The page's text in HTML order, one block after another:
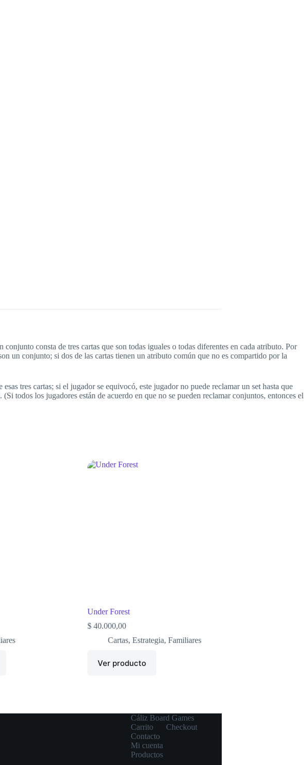
consta de tres cartas que son todas iguales o todas diferentes en cada atributo. Por
un conjunto; si dos de las cartas tienen un atributo común que no es compartido por la
tres cartas; si el jugador se equivocó, este jugador no puede reclamar un set hasta que
todos los jugadores están de acuerdo en que no se pueden reclamar conjuntos, entonces el
Under Forest
$40.000,00
Cartas, Estrategia, Familiares
Ver producto
Cáliz Board Games
Carrito
Checkout
Contacto
Mi cuenta
Productos